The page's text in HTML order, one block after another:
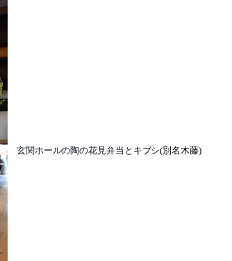
玄関ホールの陶の花見弁当と キブシ(別名木藤)